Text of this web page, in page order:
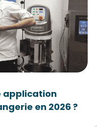
application
en 2026 ?